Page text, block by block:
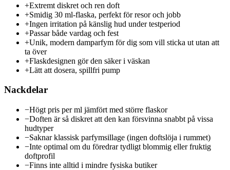
+Extremt diskret och ren doft
+Smidig 30 ml-flaska, perfekt för resor och jobb
+Ingen irritation på känslig hud under testperiod
+Passar både vardag och fest
+Unik, modern damparfym för dig som vill sticka ut utan att
ta över
+Flaskdesignen gör den säker i väskan
+Lätt att dosera, spillfri pump
Nackdelar
−Högt pris per ml jämfört med större flaskor
−Doften är så diskret att den kan försvinna snabbt på vissa
hudtyper
−Saknar klassisk parfymsillage (ingen doftslöja i rummet)
−Inte optimal om du föredrar tydligt blommig eller fruktig
doftprofil
−Finns inte alltid i mindre fysiska butiker